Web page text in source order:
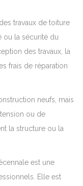
travaux de toiture
ou la sécurité du
des travaux, la
frais de réparation
neufs, mais
ou de
la structure ou la
est une
Elle est